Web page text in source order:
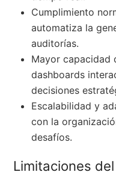
Cumplimiento
automatiza la
auditorías.
Mayor capacidad
dashboards
decisiones
Escalabilidad y
con la
desafíos.
Limitaciones